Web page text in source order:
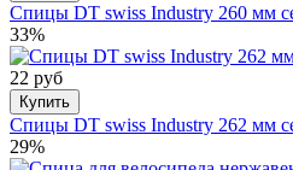
Спицы DT swiss Industry 260 мм
33%
22 руб
Купить
Спицы DT swiss Industry 262 мм
29%